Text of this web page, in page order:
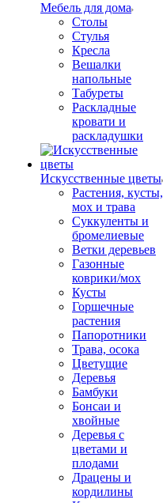
Мебель для дома
Столы
Стулья
Кресла
Вешалки
напольные
Табуреты
Раскладные
кровати и
раскладушки
Искусственные цветы
Растения, кусты,
мох и трава
Суккуленты и
бромелиевые
Ветки деревьев
Газонные
коврики/мох
Кусты
Горшечные
растения
Папоротники
Трава, осока
Цветущие
Деревья
Бамбуки
Бонсаи и
хвойные
Деревья с
цветами и
плодами
Драцены и
кордилины